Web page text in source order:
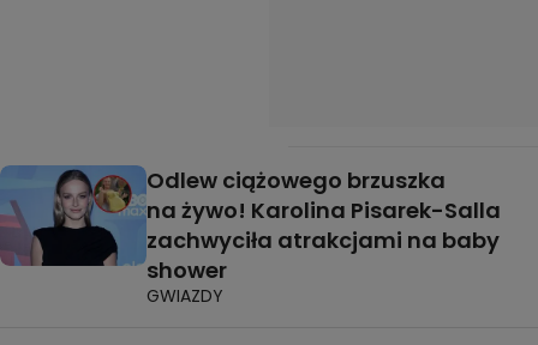
Odlew ciążowego brzuszka
na żywo! Karolina Pisarek-Salla
zachwyciła atrakcjami na baby
shower
GWIAZDY